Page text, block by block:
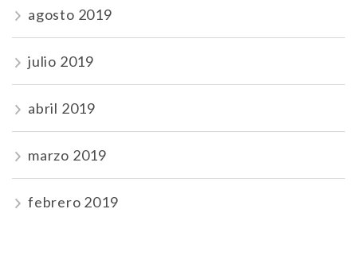
agosto 2019
julio 2019
abril 2019
marzo 2019
febrero 2019